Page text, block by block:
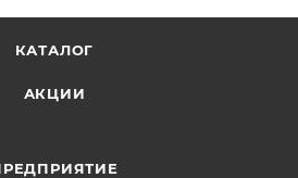
КАТАЛОГ
АКЦИИ